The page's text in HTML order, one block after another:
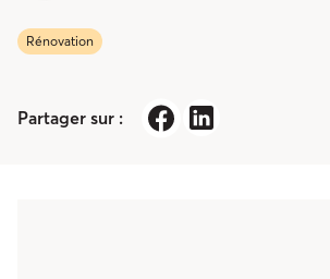
Rénovation
Partager sur :